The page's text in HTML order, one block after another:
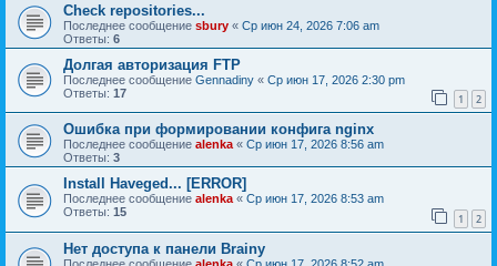
Check repositories...
Последнее сообщение sbury « Ср июн 24, 2026 7:06 am
Ответы: 6
Долгая авторизация FTP
Последнее сообщение Gennadiny « Ср июн 17, 2026 2:30 pm
Ответы: 17 1 2
Ошибка при формировании конфига nginx
Последнее сообщение alenka « Ср июн 17, 2026 8:56 am
Ответы: 3
Install Haveged... [ERROR]
Последнее сообщение alenka « Ср июн 17, 2026 8:53 am
Ответы: 15 1 2
Нет доступа к панели Brainy